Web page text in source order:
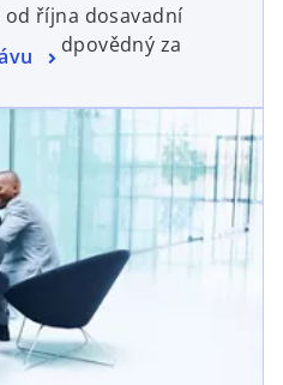
října dosavadní
zodpovědný za